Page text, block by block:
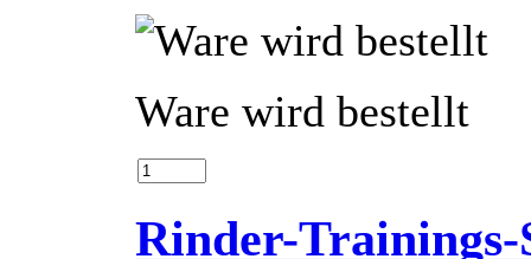
Ware wird bestellt
Rinder-Trainings-